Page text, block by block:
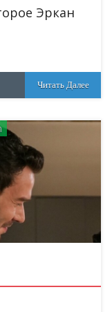
Эркан
Читать Далее